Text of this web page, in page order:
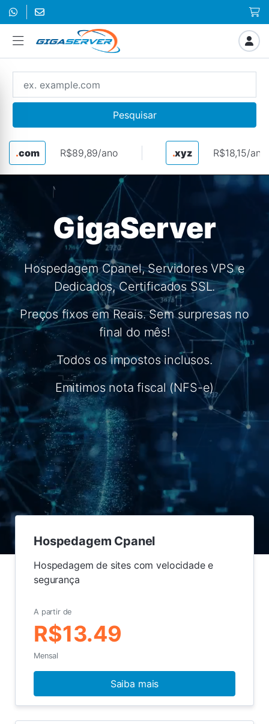
Pesquisar
.com R$89,89/ano .xyz R$18,15/ano
GigaServer
Hospedagem Cpanel, Servidores VPS e
Dedicados, Certificados SSL.
Preços fixos em Reais. Sem surpresas no
final do mês!
Todos os impostos inclusos.
Emitimos nota fiscal (NFS-e)
Hospedagem Cpanel
Hospedagem de sites com velocidade e
segurança
A partir de
R$13.49
Mensal
Saiba mais